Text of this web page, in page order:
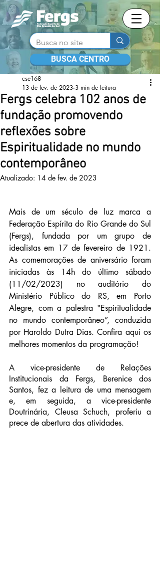
BUSCA CENTRO
Fergs celebra 102 anos de
fundação promovendo
reflexões sobre
Espiritualidade no mundo
contemporâneo
cse168
13 de fev. de 2023 3 min de leitura
Atualizado: 14 de fev. de 2023
Mais de um século de luz marca a
Federação Espírita do Rio Grande do Sul
(Fergs), fundada por um grupo de
idealistas em 17 de fevereiro de 1921.
As comemorações de aniversário foram
iniciadas às 14h do último sábado
(11/02/2023) no auditório do
Ministério Público do RS, em Porto
Alegre, com a palestra "Espiritualidade
no mundo contemporâneo”, conduzida
por Haroldo Dutra Dias. Confira aqui os
melhores momentos da programação!
A vice-presidente de Relações
Institucionais da Fergs, Berenice dos
Santos, fez a leitura de uma mensagem
e, em seguida, a vice-presidente
Doutrinária, Cleusa Schuch, proferiu a
prece de abertura das atividades.